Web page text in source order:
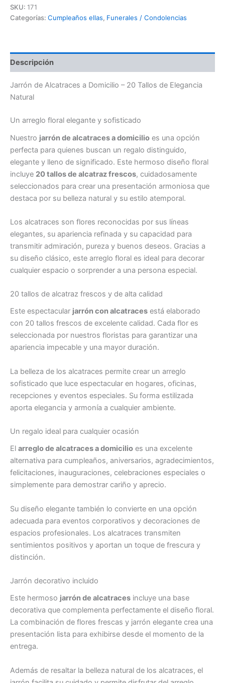
a
Domicilio
SKU: 171
Categorías: Cumpleaños ellas, Funerales / Condolencias
Descripción
Jarrón de Alcatraces a Domicilio – 20 Tallos de Elegancia
Natural
Un arreglo floral elegante y sofisticado
Nuestro jarrón de alcatraces a domicilio es una opción
perfecta para quienes buscan un regalo distinguido,
elegante y lleno de significado. Este hermoso diseño floral
incluye 20 tallos de alcatraz frescos, cuidadosamente
seleccionados para crear una presentación armoniosa que
destaca por su belleza natural y su estilo atemporal.
Los alcatraces son flores reconocidas por sus líneas
elegantes, su apariencia refinada y su capacidad para
transmitir admiración, pureza y buenos deseos. Gracias a
su diseño clásico, este arreglo floral es ideal para decorar
cualquier espacio o sorprender a una persona especial.
20 tallos de alcatraz frescos y de alta calidad
Este espectacular jarrón con alcatraces está elaborado
con 20 tallos frescos de excelente calidad. Cada flor es
seleccionada por nuestros floristas para garantizar una
apariencia impecable y una mayor duración.
La belleza de los alcatraces permite crear un arreglo
sofisticado que luce espectacular en hogares, oficinas,
recepciones y eventos especiales. Su forma estilizada
aporta elegancia y armonía a cualquier ambiente.
Un regalo ideal para cualquier ocasión
El arreglo de alcatraces a domicilio es una excelente
alternativa para cumpleaños, aniversarios, agradecimientos,
felicitaciones, inauguraciones, celebraciones especiales o
simplemente para demostrar cariño y aprecio.
Su diseño elegante también lo convierte en una opción
adecuada para eventos corporativos y decoraciones de
espacios profesionales. Los alcatraces transmiten
sentimientos positivos y aportan un toque de frescura y
distinción.
Jarrón decorativo incluido
Este hermoso jarrón de alcatraces incluye una base
decorativa que complementa perfectamente el diseño floral.
La combinación de flores frescas y jarrón elegante crea una
presentación lista para exhibirse desde el momento de la
entrega.
Además de resaltar la belleza natural de los alcatraces, el